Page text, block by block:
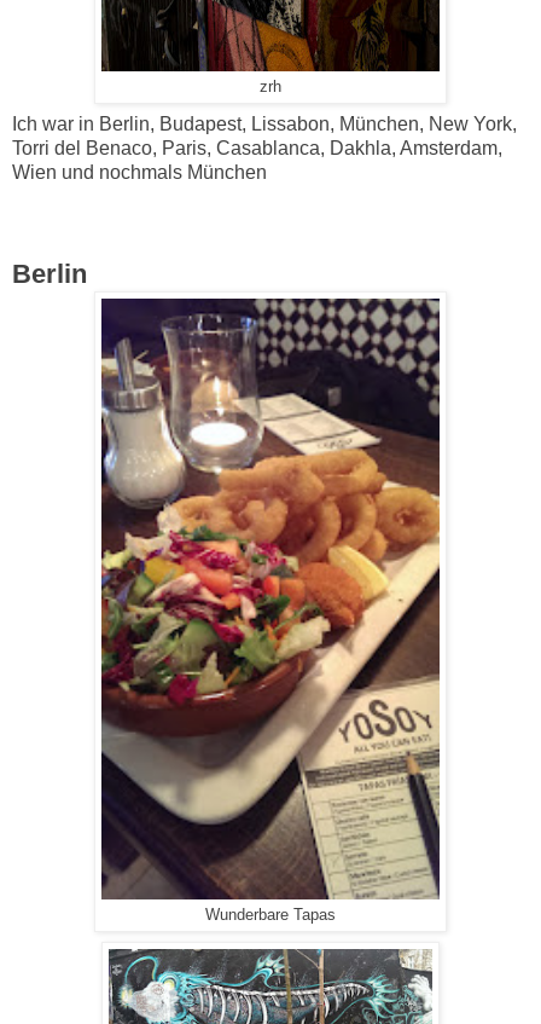
zrh
Ich war in Berlin, Budapest, Lissabon, München, New York,
Torri del Benaco, Paris, Casablanca, Dakhla, Amsterdam,
Wien und nochmals München
Berlin
Wunderbare Tapas